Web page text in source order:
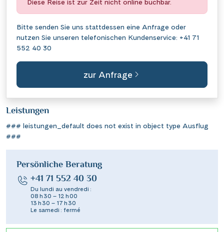
Diese Reise ist zur Zeit nicht online buchbar.
Bitte senden Sie uns stattdessen eine Anfrage oder
nutzen Sie unseren telefonischen Kundenservice: +41 71
552 40 30
zur Anfrage
Leistungen
### leistungen_default does not exist in object type Ausflug
###
Persönliche Beratung
+41 71 552 40 30
Du lundi au vendredi :
08 h 30 – 12 h 00
13 h 30 – 17 h 30
Le samedi : fermé